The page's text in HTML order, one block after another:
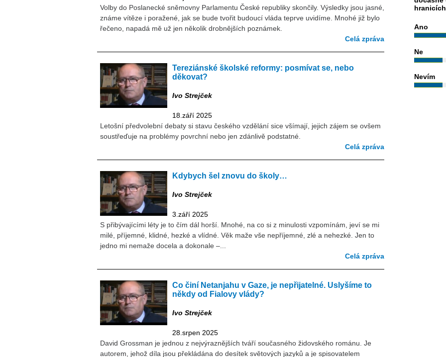
Volby do Poslanecké sněmovny Parlamentu České republiky skončily. Výsledky jsou jasné,
známe vítěze i poražené, jak se bude tvořit budoucí vláda teprve uvidíme. Mnohé již bylo
řečeno, napadá mě už jen několik drobnějších poznámek.
Celá zpráva
Tereziánské školské reformy: posmívat se, nebo
děkovat?
Ivo Strejček
18.září 2025
Letošní předvolební debaty si stavu českého vzdělání sice všímají, jejich zájem se ovšem
soustřeďuje na problémy povrchní nebo jen zdánlivě podstatné.
Celá zpráva
Kdybych šel znovu do školy…
Ivo Strejček
3.září 2025
S přibývajícími léty je to čím dál horší. Mnohé, na co si z minulosti vzpomínám, jeví se mi
milé, příjemné, klidné, hezké a vlídné. Věk maže vše nepříjemné, zlé a nehezké. Jen to
jedno mi nemaže docela a dokonale –...
Celá zpráva
Co činí Netanjahu v Gaze, je nepřijatelné. Uslyšíme to
někdy od Fialovy vlády?
Ivo Strejček
28.srpen 2025
David Grossman je jednou z nejvýraznějších tváří současného židovského románu. Je
autorem, jehož díla jsou překládána do desítek světových jazyků a je spisovatelem
Ano
Ne
Nevím